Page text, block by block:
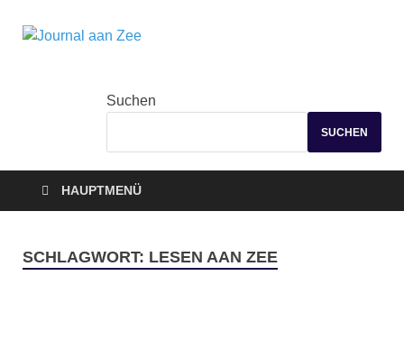
Zee
Suchen
SUCHEN
HAUPTMENÜ
SCHLAGWORT: LESEN AAN ZEE